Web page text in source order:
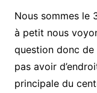
Nous sommes le
à petit nous
question donc de
pas avoir
principale du